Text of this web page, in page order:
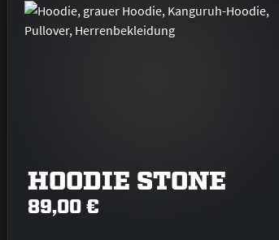
HOODIE STONE
89,00 €